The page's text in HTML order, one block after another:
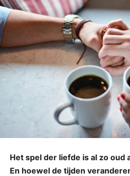
Het spel der liefde is al zo oud
En hoewel de tijden